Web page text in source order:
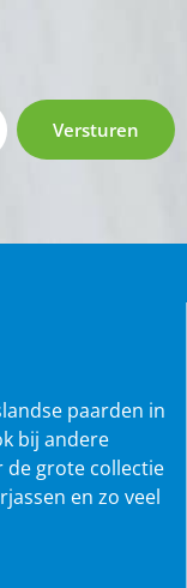
Versturen
paarden in
bij andere
de grote collectie
en zo veel